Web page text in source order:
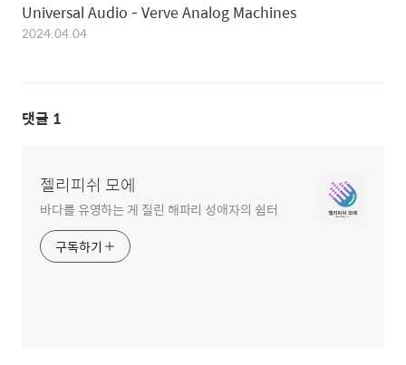
Universal Audio - Verve Analog Machines
2024.04.04
댓글 1
젤리피쉬 모에
바다를 유영하는 게 질린 해파리 성애자의 쉼터
구독하기